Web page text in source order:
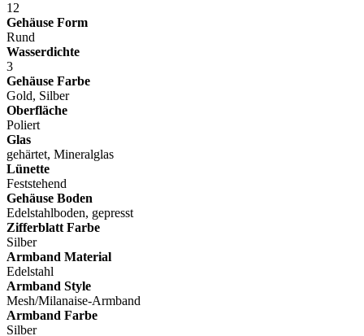
12
Gehäuse Form
Rund
Wasserdichte
3
Gehäuse Farbe
Gold, Silber
Oberfläche
Poliert
Glas
gehärtet, Mineralglas
Lünette
Feststehend
Gehäuse Boden
Edelstahlboden, gepresst
Zifferblatt Farbe
Silber
Armband Material
Edelstahl
Armband Style
Mesh/Milanaise-Armband
Armband Farbe
Silber